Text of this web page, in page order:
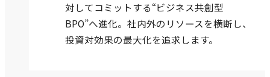
対してコミットする“ビジネス共創型
BPO”へ進化。社内外のリソースを横断し、
投資対効果の最大化を追求します。